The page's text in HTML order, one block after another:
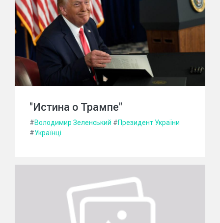
"Истина о Трампе"
#Володимир Зеленський #Президент України
#Українці